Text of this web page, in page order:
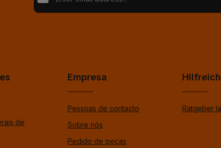
de
Empresa
Pessoas de contacto
Sobre nós
Pedido de peças
Ratgeber